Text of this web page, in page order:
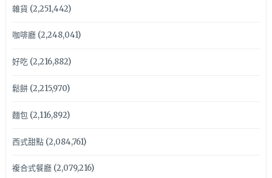
雜貨 (2,251,442)
咖啡廳(2,248,041)
好吃(2,216,882)
鬆餅(2,215,970)
麵包(2,116,892)
西式甜點(2,084,761)
複合式餐廳(2,079,216)